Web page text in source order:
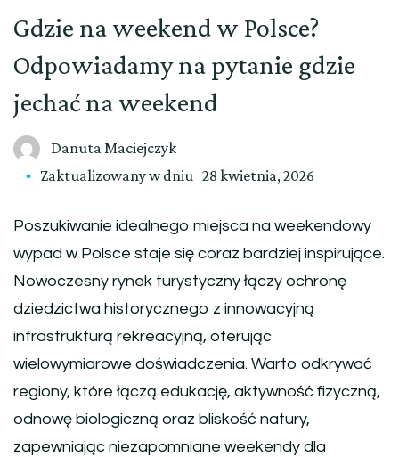
Gdzie na weekend w Polsce?
Odpowiadamy na pytanie gdzie
jechać na weekend
Danuta Maciejczyk
Zaktualizowany w dniu 28 kwietnia, 2026
Poszukiwanie idealnego miejsca na weekendowy
wypad w Polsce staje się coraz bardziej inspirujące.
Nowoczesny rynek turystyczny łączy ochronę
dziedzictwa historycznego z innowacyjną
infrastrukturą rekreacyjną, oferując
wielowymiarowe doświadczenia. Warto odkrywać
regiony, które łączą edukację, aktywność fizyczną,
odnowę biologiczną oraz bliskość natury,
zapewniając niezapomniane weekendy dla